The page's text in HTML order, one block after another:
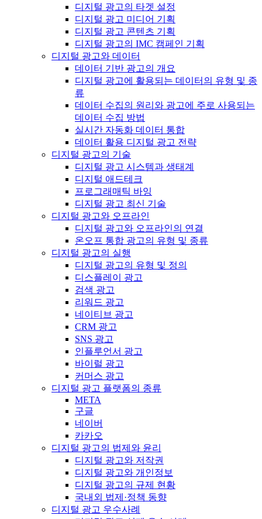
디지털 광고의 타겟 설정
디지털 광고 미디어 기획
디지털 광고 콘텐츠 기획
디지털 광고의 IMC 캠페인 기획
디지털 광고와 데이터
데이터 기반 광고의 개요
디지털 광고에 활용되는 데이터의 유형 및 종
류
데이터 수집의 원리와 광고에 주로 사용되는
데이터 수집 방법
실시간 자동화 데이터 통합
데이터 활용 디지털 광고 전략
디지털 광고의 기술
디지털 광고 시스템과 생태계
디지털 애드테크
프로그래매틱 바잉
디지털 광고 최신 기술
디지털 광고와 오프라인
디지털 광고와 오프라인의 연결
온오프 통합 광고의 유형 및 종류
디지털 광고의 실행
디지털 광고의 유형 및 정의
디스플레이 광고
검색 광고
리워드 광고
네이티브 광고
CRM 광고
SNS 광고
인플루언서 광고
바이럴 광고
커머스 광고
디지털 광고 플랫폼의 종류
META
구글
네이버
카카오
디지털 광고의 법제와 윤리
디지털 광고와 저작권
디지털 광고와 개인정보
디지털 광고의 규제 현황
국내외 법제·정책 동향
디지털 광고 우수사례